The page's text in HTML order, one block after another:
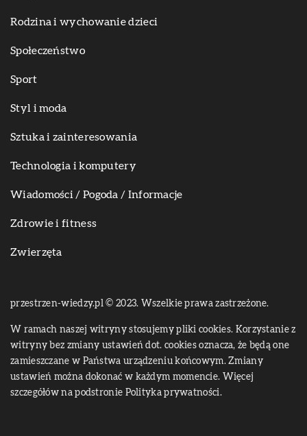
Rodzina i wychowanie dzieci
Społeczeństwo
Sport
Styl i moda
Sztuka i zainteresowania
Technologia i komputery
Wiadomości / Pogoda / Informacje
Zdrowie i fitness
Zwierzęta
przestrzen-wiedzy.pl © 2023. Wszelkie prawa zastrzeżone.
W ramach naszej witryny stosujemy pliki cookies. Korzystanie z
witryny bez zmiany ustawień dot. cookies oznacza, że będą one
zamieszczane w Państwa urządzeniu końcowym. Zmiany
ustawień można dokonać w każdym momencie. Więcej
szczegółów na podstronie Polityka prywatności.